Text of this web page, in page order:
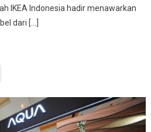
IKEA Indonesia hadir menawarkan
dari […]